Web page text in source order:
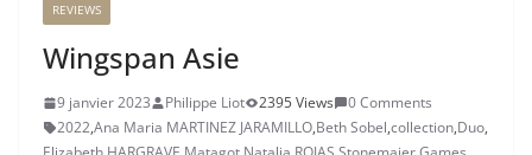
REVIEWS
Wingspan Asie
9 janvier 2023 Philippe Liot 2395 Views
0 Comments
2022,Ana Maria MARTINEZ JARAMILLO,Beth Sobel,collection,Duo,